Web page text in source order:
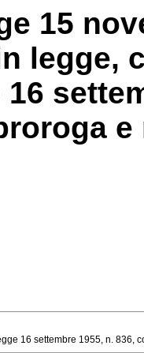
15
legge,
16 settembre 1955, n. 836,